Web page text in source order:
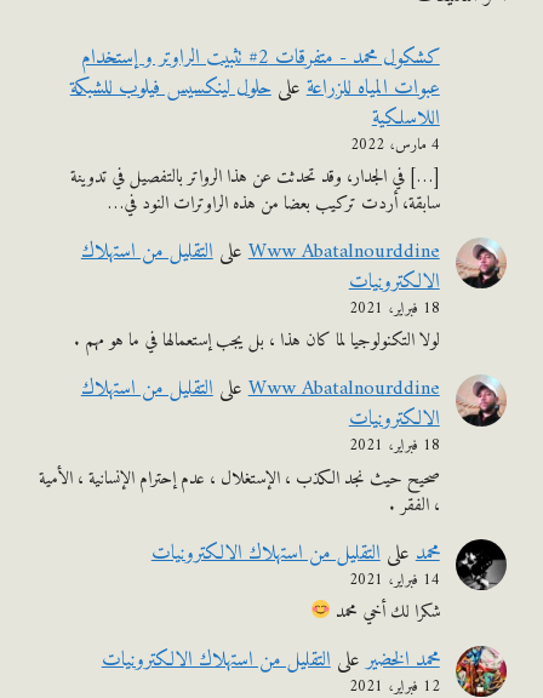
كشكول محمد - متفرقات 2# تثبيت الراوتر و إستخدام
عبوات المياه للزراعةعلىحلول لينكسيس فيلوب للشبكة
اللاسلكية
[…] في الجدار، وقد تحدثت عن هذا الرواتر بالتفصيل في تدوينة
سابقة، أردت تركيب بعضا من هذه الراوترات النود في…
Www Abatalnourddineعلىالتقليل من استهلاك
الالكترونيات
لولا التكنولوجيا لما كان هذا ، بل يجب إستعمالها في ما هو مهم .
Www Abatalnourddineعلىالتقليل من استهلاك
الالكترونيات
صحيح حيث نجد الكذب ، الإستغلال ، عدم إحترام الإنسانية ، الأمية
محمدعلى التقليل من استهلاك الالكترونيات
14 فبراير، 2021
شكرا لك أخي محمد
محمد الخضيرعلىالتقليل من استهلاك الالكترونيات
12 فبراير، 2021